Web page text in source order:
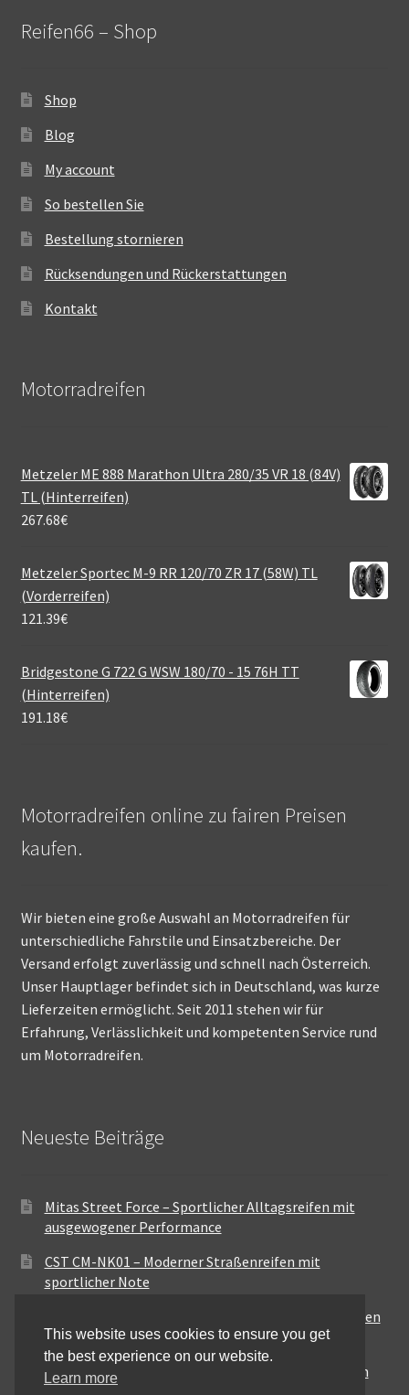
Reifen66 – Shop
Shop
Blog
My account
So bestellen Sie
Bestellung stornieren
Rücksendungen und Rückerstattungen
Kontakt
Motorradreifen
Metzeler ME 888 Marathon Ultra 280/35 VR 18 (84V)
TL (Hinterreifen)
267.68€
Metzeler Sportec M-9 RR 120/70 ZR 17 (58W) TL
(Vorderreifen)
121.39€
Bridgestone G 722 G WSW 180/70 - 15 76H TT
(Hinterreifen)
191.18€
Motorradreifen online zu fairen Preisen
kaufen.
Wir bieten eine große Auswahl an Motorradreifen für
unterschiedliche Fahrstile und Einsatzbereiche. Der
Versand erfolgt zuverlässig und schnell nach Österreich.
Unser Hauptlager befindet sich in Deutschland, was kurze
Lieferzeiten ermöglicht. Seit 2011 stehen wir für
Erfahrung, Verlässlichkeit und kompetenten Service rund
um Motorradreifen.
Neueste Beiträge
Mitas Street Force – Sportlicher Alltagsreifen mit
ausgewogener Performance
CST CM-NK01 – Moderner Straßenreifen mit
sportlicher Note
Maxxis MA-ST3 – Ausgewogener Sport-Touring-Reifen
für vielseitige Einsätze
Pirelli City Demon – Zuverlässigkeit für den urbanen
Alltag
This website uses cookies to ensure you get
the best experience on our website.
Learn more